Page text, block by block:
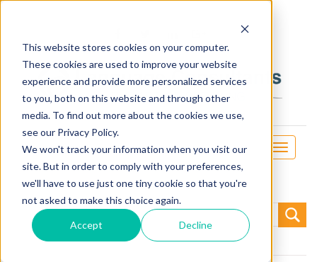
This website stores cookies on your computer.
These cookies are used to improve your website
experience and provide more personalized services
to you, both on this website and through other
media. To find out more about the cookies we use,
see our Privacy Policy.
We won't track your information when you visit our
site. But in order to comply with your preferences,
we'll have to use just one tiny cookie so that you're
not asked to make this choice again.
Accept Decline
Toggle
Search